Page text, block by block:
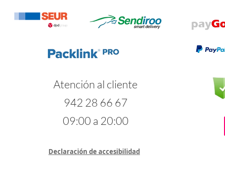
Atención al cliente
942 28 66 67
09:00 a 20:00
Declaración de accesibilidad